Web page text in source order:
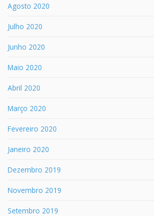
Agosto 2020
Julho 2020
Junho 2020
Maio 2020
Abril 2020
Março 2020
Fevereiro 2020
Janeiro 2020
Dezembro 2019
Novembro 2019
Setembro 2019